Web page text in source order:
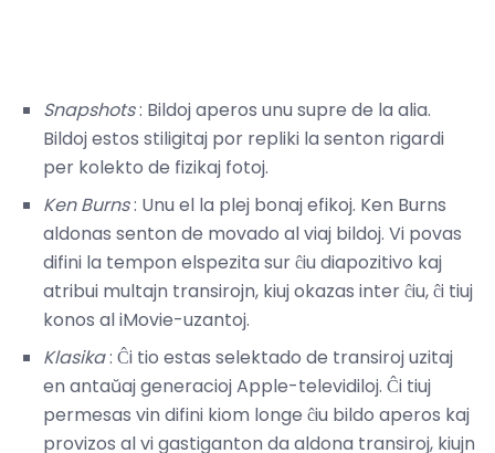
Snapshots: Bildoj aperos unu supre de la alia.
Bildoj estos stiligitaj por repliki la senton rigardi
per kolekto de fizikaj fotoj.
Ken Burns: Unu el la plej bonaj efikoj. Ken Burns
aldonas senton de movado al viaj bildoj. Vi povas
difini la tempon elspezita sur ĉiu diapozitivo kaj
atribui multajn transirojn, kiuj okazas inter ĉiu, ĉi tiuj
konos al iMovie-uzantoj.
Klasika: Ĉi tio estas selektado de transiroj uzitaj
en antaŭaj generacioj Apple-televidiloj. Ĉi tiuj
permesas vin difini kiom longe ĉiu bildo aperos kaj
provizos al vi gastiganton da aldona transiroj, kiujn